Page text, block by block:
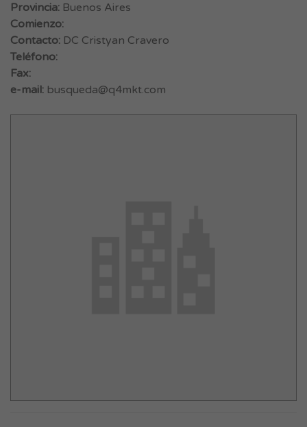
Provincia: Buenos Aires
Comienzo:
Contacto: DC Cristyan Cravero
Teléfono:
Fax:
e-mail: busqueda@q4mkt.com